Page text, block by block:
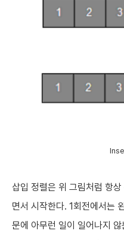
삽입 정렬은 위 그림처럼 항
면서 시작한다. 1회전에서는
문에 아무런 일이 일어나지